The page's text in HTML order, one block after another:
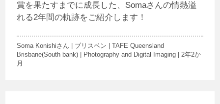
賞を果たすまでに成長した、Somaさんの情熱溢
れる2年間の軌跡をご紹介します！
Soma Konishiさん | ブリスベン | TAFE Queensland
Brisbane(South bank) | Photography and Digital Imaging | 2年2か
月